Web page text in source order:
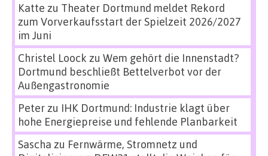
Katte zu Theater Dortmund meldet Rekord
zum Vorverkaufsstart der Spielzeit 2026/2027
im Juni
Christel Loock zu Wem gehört die Innenstadt?
Dortmund beschließt Bettelverbot vor der
Außengastronomie
Peterzu IHK Dortmund: Industrie klagt über
hohe Energiepreise und fehlende Planbarkeit
Sascha zu Fernwärme, Stromnetz und